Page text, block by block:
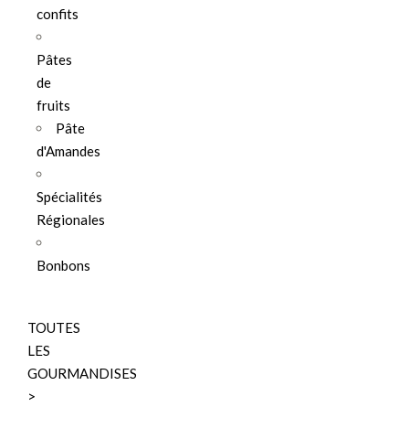
confits
Pâtes
de
fruits
Pâte
d'Amandes
Spécialités
Régionales
Bonbons
TOUTES
LES
GOURMANDISES
>